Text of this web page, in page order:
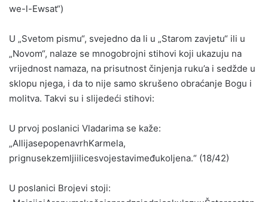
we-l-Ewsat“)
U „Svetom pismu“, svejedno da li u „Starom zavjetu“ ili u
„Novom“, nalaze se mnogobrojni stihovi koji ukazuju na
vrijednost namaza, na prisutnost činjenja ruku’a i sedžde u
sklopu njega, i da to nije samo skrušeno obraćanje Bogu i
molitva. Takvi su i slijedeći stihovi:
U prvoj poslanici Vladarima se kaže:
„AIlijasepopenavrhKarmela,
prignusekzemljiilicesvojestavimeđukoljena.“ (18/42)
U poslanici Brojevi stoji: